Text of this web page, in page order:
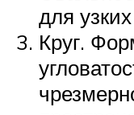
для
Круг.